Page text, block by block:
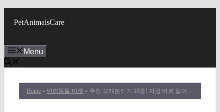
PetAnimalsCare
Menu
Home » 반려동물 마켓 » 추천 모래분리기 10종! 지금 바로 알아보세요